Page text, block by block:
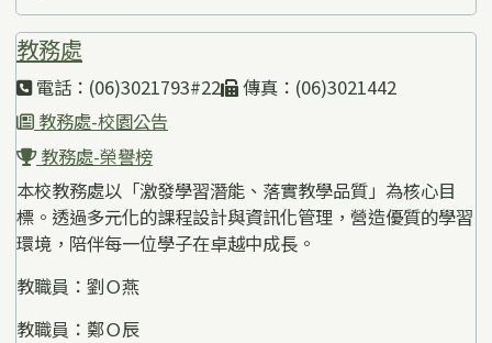
教務處
電話：(06)3021793#22
傳真：(06)3021442
教務處-校園公告
教務處-榮譽榜
本校教務處以「激發學習潛能、落實教學品質」為核心目
標。透過多元化的課程設計與資訊化管理，營造優質的學習
環境，陪伴每一位學子在卓越中成長。
教職員：劉Ｏ燕
教職員：鄭Ｏ辰